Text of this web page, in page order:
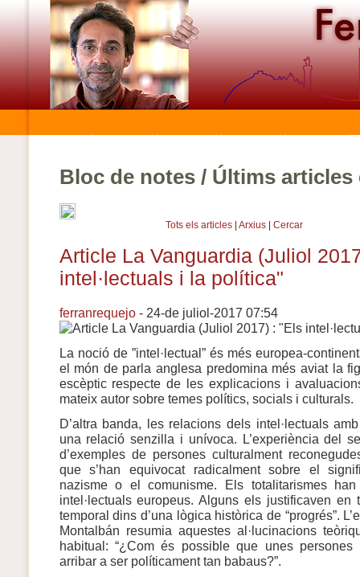
Bloc de notes / Últims articles
Tots els articles Arxius Cercar
Article La Vanguardia (Juliol
intel·lectuals i la política"
ferranrequejo- 24-de juliol-2017 07:54
La noció de ”intel·lectual” és més europea-
el món de parla anglesa predomina més aviat la
escèptic respecte de les explicacions i
mateix autor sobre temes polítics, socials i culturals.
D’altra banda, les relacions dels intel·lectuals
una relació senzilla i unívoca. L’experiència del
d’exemples de persones culturalment
que s’han equivocat radicalment sobre el
nazisme o el comunisme. Els totalitarismes
intel·lectuals europeus. Alguns els justificaven en
temporal dins d’una lògica històrica de “progrés”.
Montalbán resumia aquestes al·lucinacions
habitual: “¿Com és possible que unes persones
arribar a ser políticament tan babaus?”.